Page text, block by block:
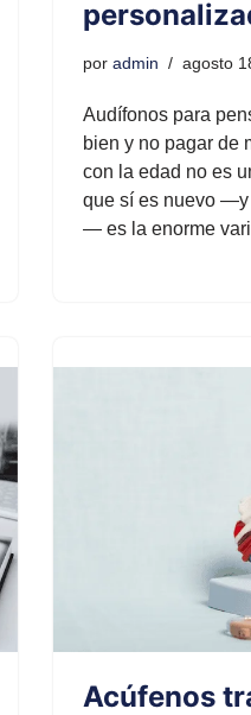
por admin agosto
Audífonos para
bien y no pagar de
con la edad no es
que sí es nuevo —y
— es la enorme
Acúfenos